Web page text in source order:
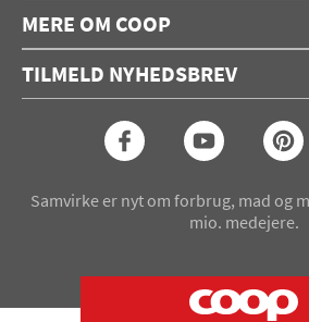
Forside
Opskrifter
Konkurrencer
MERE OM COOP
Annoncering
Coop medlem
TILMELD NYHEDSBREV
Samvirke er nyt om forbrug, mad og
mio. medejere.